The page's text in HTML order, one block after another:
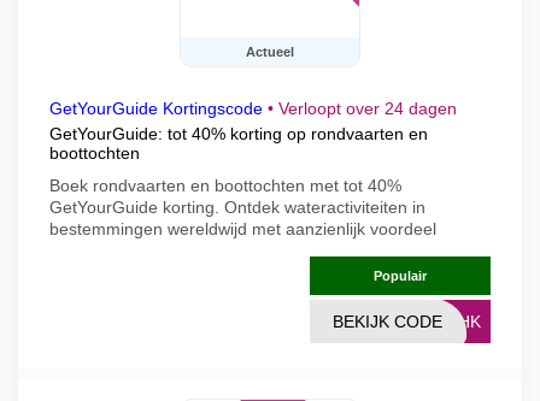
Actueel
GetYourGuide Kortingscode • Verloopt over 24 dagen
GetYourGuide: tot 40% korting op rondvaarten en
boottochten
Boek rondvaarten en boottochten met tot 40%
GetYourGuide korting. Ontdek wateractiviteiten in
bestemmingen wereldwijd met aanzienlijk voordeel
Populair
ERHK
BEKIJK CODE